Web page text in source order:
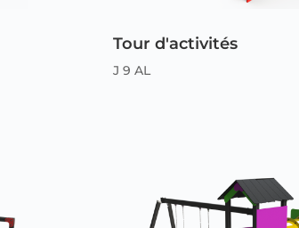
Tour d'activités
J 9 AL